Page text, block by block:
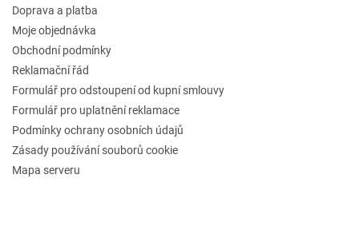
Doprava a platba
Moje objednávka
Obchodní podmínky
Reklamační řád
Formulář pro odstoupení od kupní smlouvy
Formulář pro uplatnění reklamace
Podmínky ochrany osobních údajů
Zásady používání souborů cookie
Mapa serveru